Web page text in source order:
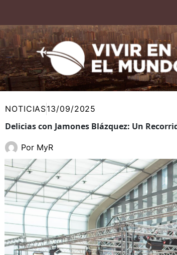
contenido
NOTICIAS13/09/2025
Delicias con Jamones Blázquez: Un
Por MyR